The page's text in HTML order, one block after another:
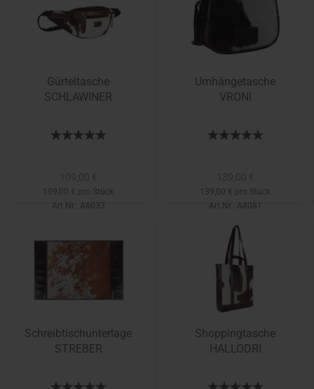
Gürteltasche
SCHLAWINER
109,00 €
109,00 € pro Stück
Art.Nr.: A6033
Umhängetasche
VRONI
139,00 €
139,00 € pro Stück
Art.Nr.: A8081
Lieferzeit:1-2 Tage
Schreibtischunterlage
STREBER
Shoppingtasche
HALLODRI